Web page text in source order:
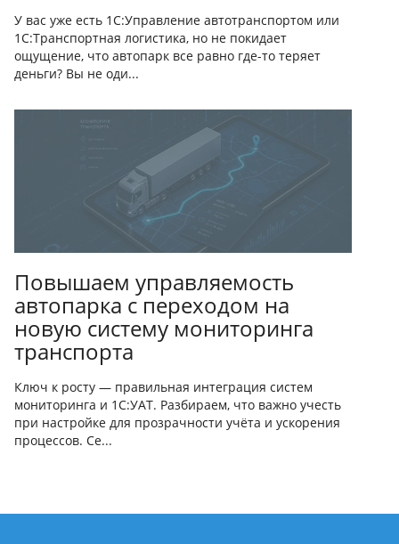
У вас уже есть 1С:Управление автотранспортом или
1С:Транспортная логистика, но не покидает
ощущение, что автопарк все равно где-то теряет
деньги? Вы не оди...
Повышаем управляемость
автопарка с переходом на
новую систему мониторинга
транспорта
Ключ к росту — правильная интеграция систем
мониторинга и 1С:УАТ. Разбираем, что важно учесть
при настройке для прозрачности учёта и ускорения
процессов. Се...